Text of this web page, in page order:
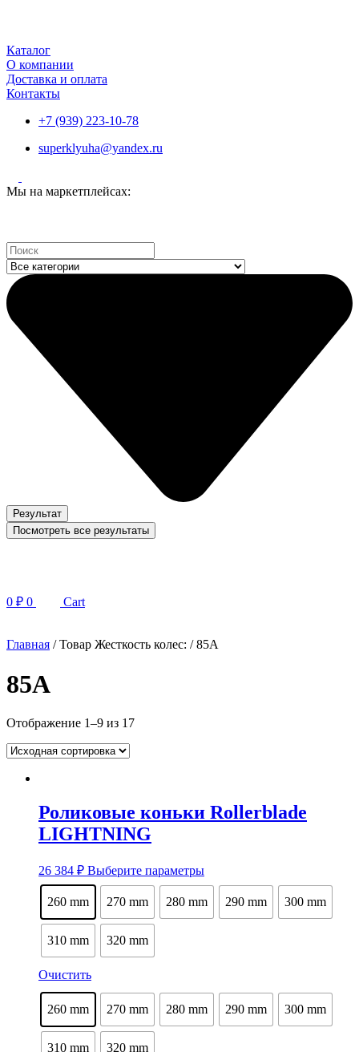
Каталог
О компании
Доставка и оплата
Контакты
+7 (939) 223-10-78
superklyuha@yandex.ru
Мы на маркетплейсах:
Search
...
Результат
Посмотреть все результаты
0 ₽ 0 Cart
Главная / Товар Жесткость колес: / 85A
85A
Отображение 1–9 из 17
Роликовые коньки Rollerblade
LIGHTNING
26 384 ₽ Выберите параметрыЭтот
имеет
несколько
странице
товара.
260 mm 270 mm 280 mm 290 mm 300 mm
310 mm 320 mm
Очистить
260 mm 270 mm 280 mm 290 mm 300 mm
310 mm 320 mm